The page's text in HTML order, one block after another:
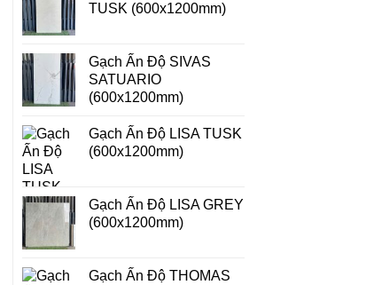
TUSK (600x1200mm)
Gạch Ấn Độ SIVAS
SATUARIO
(600x1200mm)
Gạch Ấn Độ LISA TUSK
(600x1200mm)
Gạch Ấn Độ LISA GREY
(600x1200mm)
Gạch Ấn Độ THOMAS